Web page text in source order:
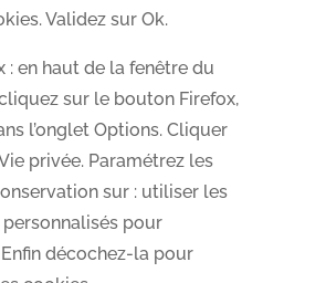
Validez sur Ok.
: en haut de la fenêtre du
sur le bouton Firefox,
l’onglet Options. Cliquer
privée. Paramétrez les
sur : utiliser les
pour
Enfin décochez-la pour